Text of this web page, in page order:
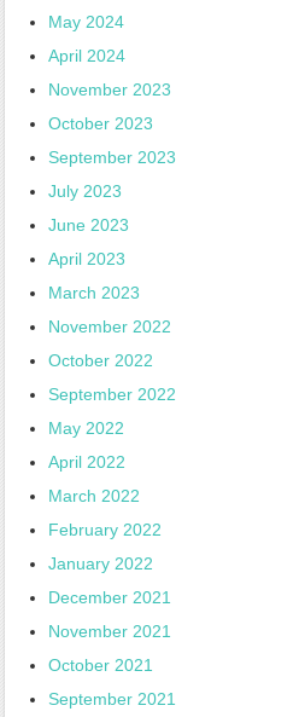
May 2024
April 2024
November 2023
October 2023
September 2023
July 2023
June 2023
April 2023
March 2023
November 2022
October 2022
September 2022
May 2022
April 2022
March 2022
February 2022
January 2022
December 2021
November 2021
October 2021
September 2021